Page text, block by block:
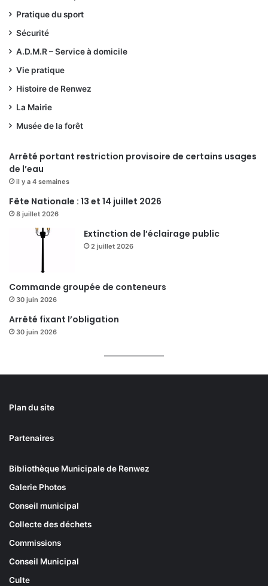
Pratique du sport
Sécurité
A.D.M.R – Service à domicile
Vie pratique
Histoire de Renwez
La Mairie
Musée de la forêt
Arrêté portant restriction provisoire de certains usages
de l’eau
il y a 4 semaines
Fête Nationale : 13 et 14 juillet 2026
8 juillet 2026
Extinction de l’éclairage public
2 juillet 2026
Commande groupée de conteneurs
30 juin 2026
Arrêté fixant l’obligation
30 juin 2026
Plan du site
Partenaires
Bibliothèque Municipale de Renwez
Galerie Photos
Conseil municipal
Collecte des déchets
Commissions
Conseil Municipal
Culte